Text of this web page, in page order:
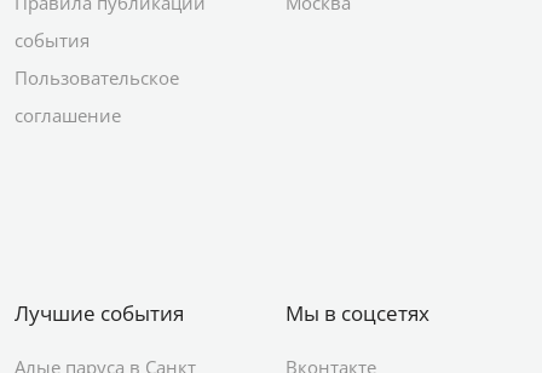
события
Пользовательское
соглашение
Лучшие события
Алые паруса в Санкт
Мы в соцсетях
Вконтакте